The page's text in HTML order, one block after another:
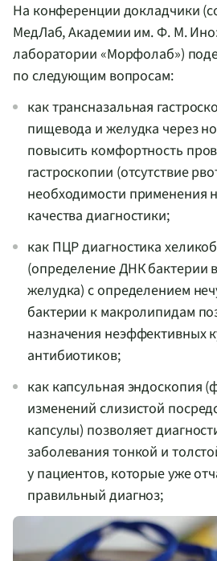
На конференции докладчики
МедЛаб, Академии им. Ф. М.
лаборатории «Морфолаб»)
по следующим вопросам:
как трансназальная
пищевода и желудка через
повысить комфортность
гастроскопии (отсутствие
необходимости применения
качества диагностики;
как ПЦР диагностика
(определение ДНК бактерии
желудка) с определением
бактерии к макролипидам
назначения неэффективных
антибиотиков;
как капсульная эндоскопия
изменений слизистой
капсулы) позволяет
заболевания тонкой и
у пациентов, которые уже
правильный диагноз;